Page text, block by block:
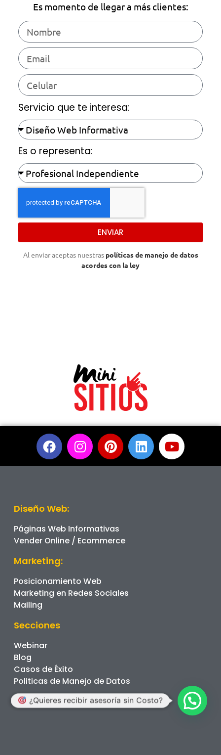
Es momento de llegar a más clientes:
Servicio que te interesa:
Es o representa:
ENVIAR
Al enviar aceptas nuestras políticas de manejo de datos
acordes con la ley
Diseño Web:
Páginas Web Informativas
Vender Online / Ecommerce
Marketing:
Posicionamiento Web
Marketing en Redes Sociales
Mailing
Secciones
Webinar
Blog
Casos de Éxito
Politicas de Manejo de Datos
¿Quieres recibir asesoría sin Costo?